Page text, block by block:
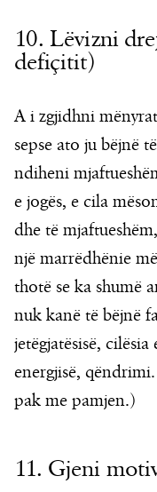
10. Lëvizni
defiçitit)
A i zgjidhni
sepse ato ju bëjnë
ndiheni
e jogës, e cila
dhe të
një marrëdhënie
thotë se ka shumë
nuk kanë të bëjnë
jetëgjatësisë,
energjisë,
pak me pamjen.)
11. Gjeni